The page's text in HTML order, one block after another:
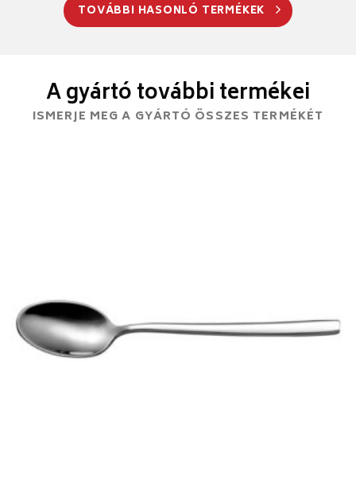
TOVÁBBI HASONLÓ TERMÉKEK
A gyártó további termékei
ISMERJE MEG A GYÁRTÓ ÖSSZES TERMÉKÉT